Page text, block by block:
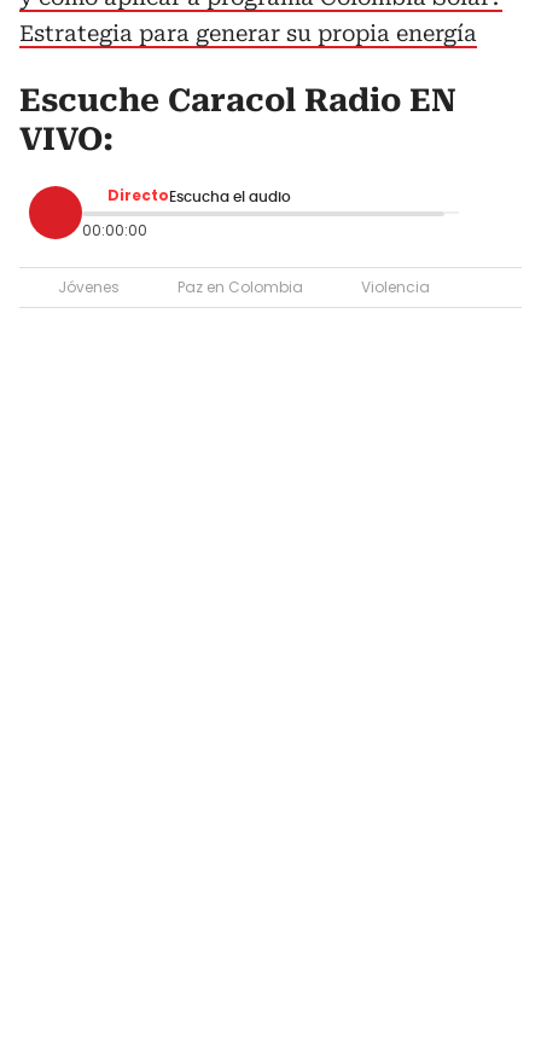
Estrategia para generar su propia energía
Escuche Caracol Radio EN
VIVO:
Directo Escucha el audio
00:00:00
Jóvenes Paz en Colombia Violencia